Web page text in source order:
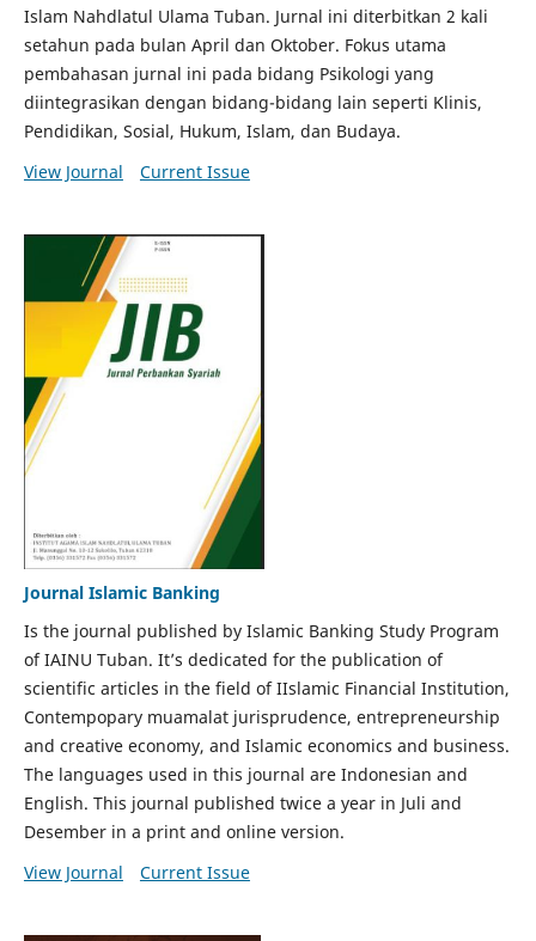
Islam Nahdlatul Ulama Tuban. Jurnal ini diterbitkan 2 kali
setahun pada bulan April dan Oktober. Fokus utama
pembahasan jurnal ini pada bidang Psikologi yang
diintegrasikan dengan bidang-bidang lain seperti Klinis,
Pendidikan, Sosial, Hukum, Islam, dan Budaya.
View Journal
Current Issue
Journal Islamic Banking
Is the journal published by Islamic Banking Study Program
of IAINU Tuban. It’s dedicated for the publication of
scientific articles in the field of IIslamic Financial Institution,
Contempopary muamalat jurisprudence, entrepreneurship
and creative economy, and Islamic economics and business.
The languages used in this journal are Indonesian and
English. This journal published twice a year in Juli and
Desember in a print and online version.
View Journal
Current Issue